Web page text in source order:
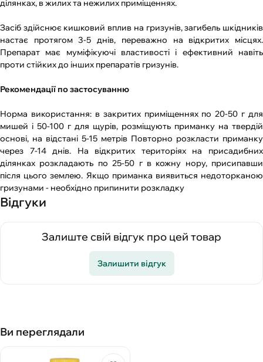
ділянках, в жилих та нежилих приміщеннях.
Засіб здійснює кишковий вплив на гризунів, загибель шкідників
настає протягом 3-5 днів, переважно на відкритих місцях.
Препарат має муміфікуючі властивості і ефективний навіть
проти стійких до інших препаратів гризунів.
Рекомендації по застосуванню
Норма використання: в закритих приміщеннях по 20-50 г для
мишей і 50-100 г для щурів, розміщують приманку на твердій
основі, на відстані 5-15 метрів Повторно розкласти приманку
через 7-14 днів. На відкритих територіях на присадибних
ділянках розкладають по 25-50 г в кожну нору, присипавши
після цього землею. Якщо приманка виявиться недоторканою
гризунами - необхідно припинити розкладку
Відгуки
Залиште свій відгук про цей товар
Залишити відгук
Ви переглядали